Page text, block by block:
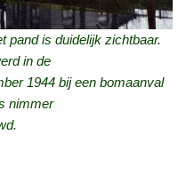
pand is duidelijk zichtbaar.
in de
1944 bij een bomaanval
nimmer